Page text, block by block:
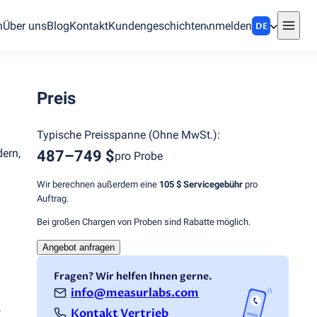
Über unsBlogKontaktKundengeschichtenAnmelden DE
Preis
Typische Preisspanne (Ohne MwSt.):
487–749 $pro Probe
Wir berechnen außerdem eine 105 $ Servicegebühr pro
Auftrag.
Bei großen Chargen von Proben sind Rabatte möglich.
Angebot anfragen
Fragen? Wir helfen Ihnen gerne.
info@measurlabs.com
Kontakt Vertrieb